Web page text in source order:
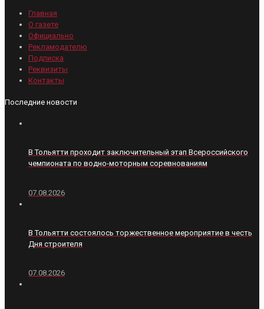
Главная
О газете
Официально
Рекламодателю
Подписка
Реквизиты
Контакты
Последние новости
В Тольятти проходит заключительный этап Всероссийского
чемпионата по водно-моторным соревнованиям
07.08.2026
В Тольятти состоялось торжественное мероприятие в честь
Дня строителя
07.08.2026